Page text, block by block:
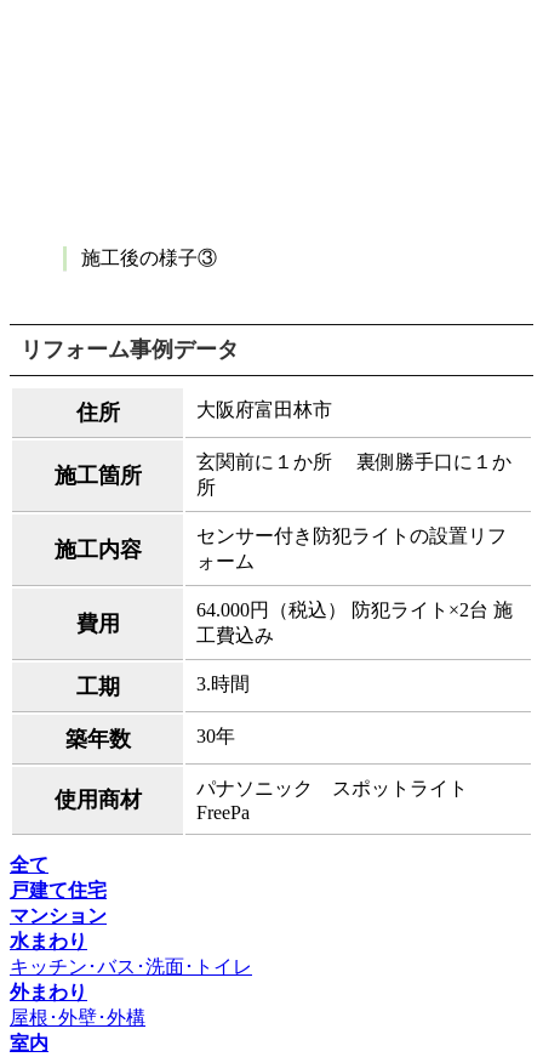
施工後の様子③
リフォーム事例データ
住所 大阪府富田林市
施工箇所
玄関前に１か所 裏側勝手口に１か
所
施工内容
センサー付き防犯ライトの設置リフ
ォーム
費用
64.000円（税込） 防犯ライト×2台 施
工費込み
工期 3.時間
築年数 30年
使用商材
パナソニック スポットライト
FreePa
全て
戸建て住宅
マンション
水まわり
キッチン･バス･洗面･トイレ
外まわり
屋根･外壁･外構
室内